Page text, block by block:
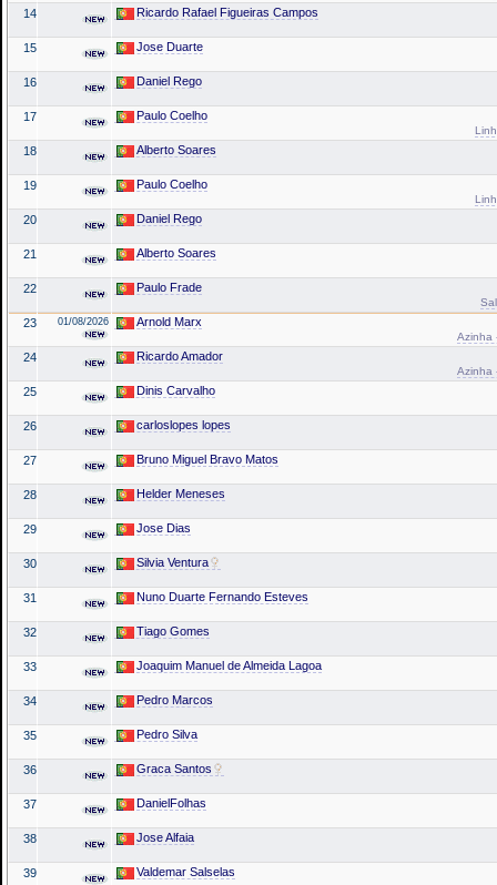
14 Ricardo Rafael Figueiras Campos
15 Jose Duarte
16 Daniel Rego
17 Paulo Coelho
18 Alberto Soares
19 Paulo Coelho
20 Daniel Rego
21 Alberto Soares
22 Paulo Frade
23 01/08/2026 Arnold Marx
Azinha
24 Ricardo Amador
Azinha
25 Dinis Carvalho
26 carloslopes lopes
27 Bruno Miguel Bravo Matos
28 Helder Meneses
29 Jose Dias
30 Silvia Ventura
31 Nuno Duarte Fernando Esteves
32 Tiago Gomes
33 Joaquim Manuel de Almeida Lagoa
34 Pedro Marcos
35 Pedro Silva
36 Graca Santos
37 DanielFolhas
38 Jose Alfaia
39 Valdemar Salselas